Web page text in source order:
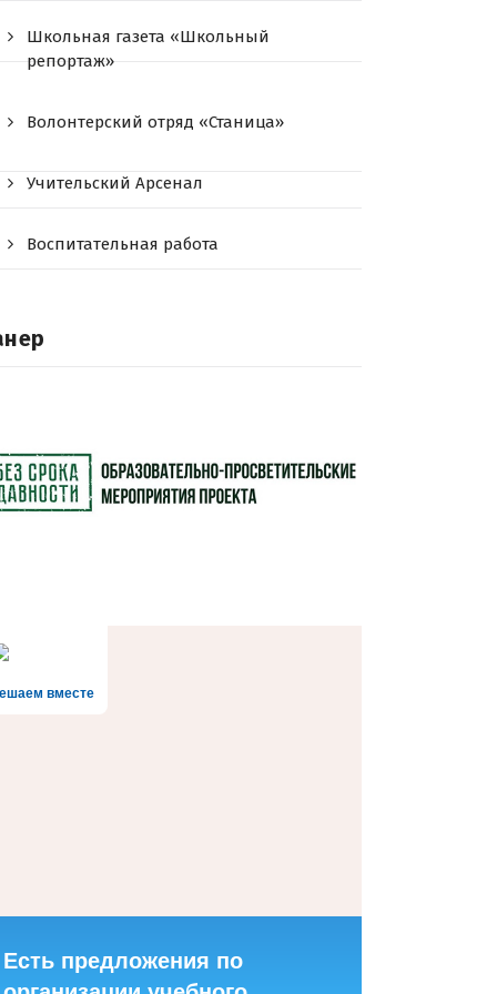
Школьная газета «Школьный
репортаж»
Волонтерский отряд «Станица»
Учительский Арсенал
Воспитательная работа
вместе
Есть предложения по